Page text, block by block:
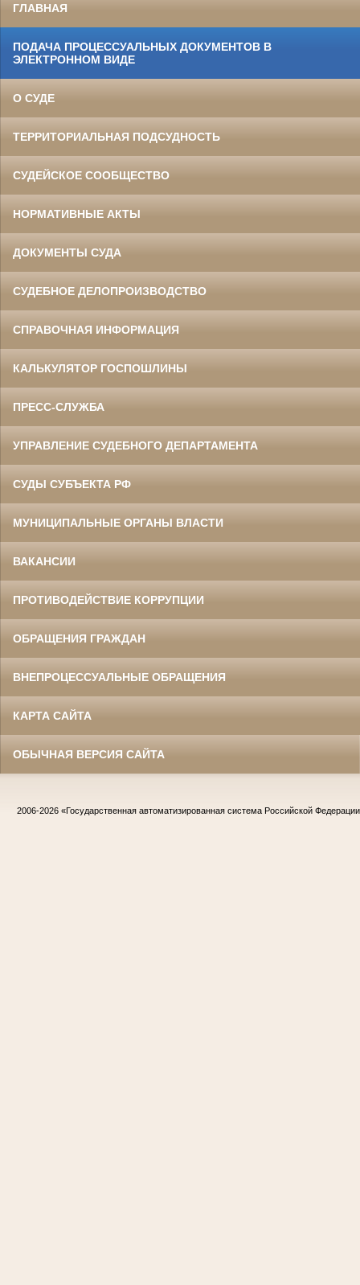
ГЛАВНАЯ
ПОДАЧА ПРОЦЕССУАЛЬНЫХ ДОКУМЕНТОВ В
ЭЛЕКТРОННОМ ВИДЕ
О СУДЕ
ТЕРРИТОРИАЛЬНАЯ ПОДСУДНОСТЬ
СУДЕЙСКОЕ СООБЩЕСТВО
НОРМАТИВНЫЕ АКТЫ
ДОКУМЕНТЫ СУДА
СУДЕБНОЕ ДЕЛОПРОИЗВОДСТВО
СПРАВОЧНАЯ ИНФОРМАЦИЯ
КАЛЬКУЛЯТОР ГОСПОШЛИНЫ
ПРЕСС-СЛУЖБА
УПРАВЛЕНИЕ СУДЕБНОГО ДЕПАРТАМЕНТА
СУДЫ СУБЪЕКТА РФ
МУНИЦИПАЛЬНЫЕ ОРГАНЫ ВЛАСТИ
ВАКАНСИИ
ПРОТИВОДЕЙСТВИЕ КОРРУПЦИИ
ОБРАЩЕНИЯ ГРАЖДАН
ВНЕПРОЦЕССУАЛЬНЫЕ ОБРАЩЕНИЯ
КАРТА САЙТА
ОБЫЧНАЯ ВЕРСИЯ САЙТА
2006-2026 «Государственная автоматизированная система Российской